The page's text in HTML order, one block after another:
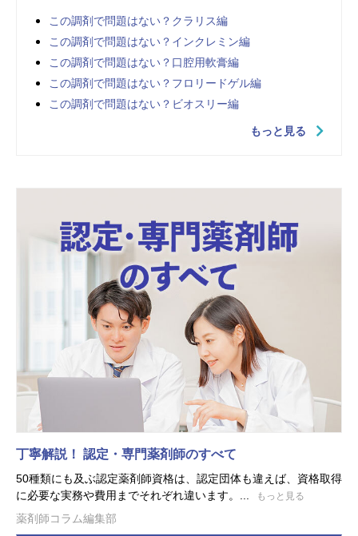
この調剤で問題はない？クラリス編
この調剤で問題はない？インクレミン編
この調剤で問題はない？口腔用軟膏編
この調剤で問題はない？フロリードゲル編
この調剤で問題はない？ビオスリー編
もっと見る
丁寧解説！ 認定・専門薬剤師のすべて
50種類にも及ぶ認定薬剤師資格は、認定団体も違えば、資格取得
に必要な実務や費用までそれぞれ違います。...
もっと見る
薬剤師コラム編集部